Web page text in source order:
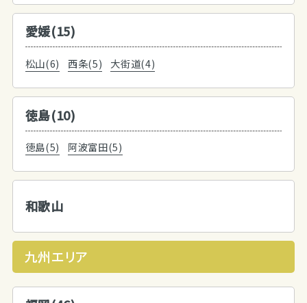
愛媛(15)
松山(6) 西条(5) 大街道(4)
徳島(10)
徳島(5) 阿波富田(5)
和歌山
九州エリア